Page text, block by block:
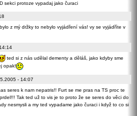
sekci protoze vypadaj jako čuraci
z mý držky to nebylo vyjádření vás! vy se vyjádříte v
ted si z nás udělal dementy a děláš, jako kdyby sme
opak!
- 14:07
seres k nam nepatris!! Furt se me pras na TS proc te
Tak ted už to vis je to proto že se seres do věci do
nesmysli a my ted vypadame jako čuraci i když to co si